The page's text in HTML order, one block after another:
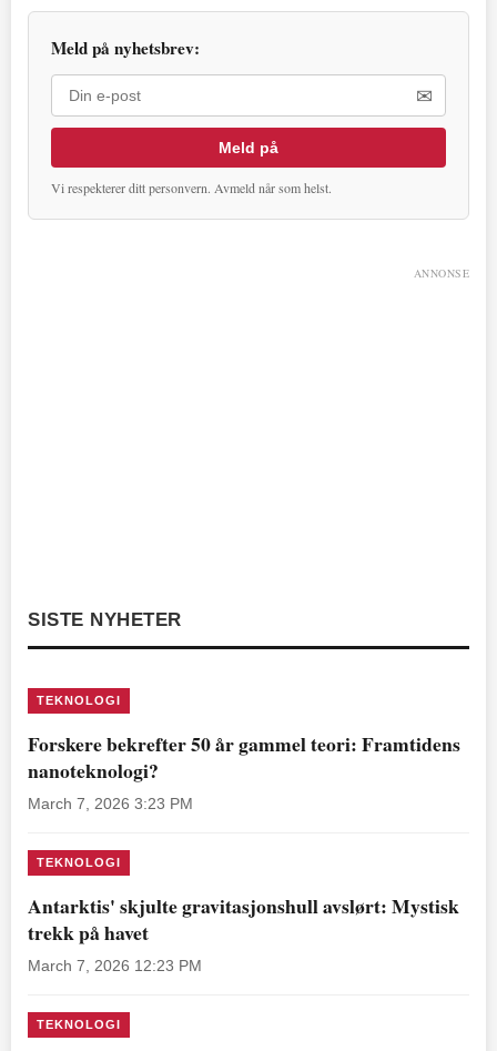
Meld på nyhetsbrev:
✉
Meld på
Vi respekterer ditt personvern. Avmeld når som helst.
ANNONSE
SISTE NYHETER
TEKNOLOGI
Forskere bekrefter 50 år gammel teori: Framtidens
nanoteknologi?
March 7, 2026 3:23 PM
TEKNOLOGI
Antarktis' skjulte gravitasjonshull avslørt: Mystisk
trekk på havet
March 7, 2026 12:23 PM
TEKNOLOGI